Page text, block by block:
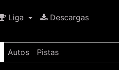
Liga Descargas
Autos Pistas